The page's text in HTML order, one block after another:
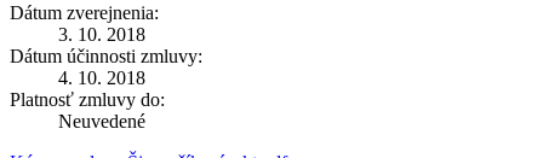
Dátum zverejnenia:
3. 10. 2018
Dátum účinnosti zmluvy:
4. 10. 2018
Platnosť zmluvy do:
Neuvedené